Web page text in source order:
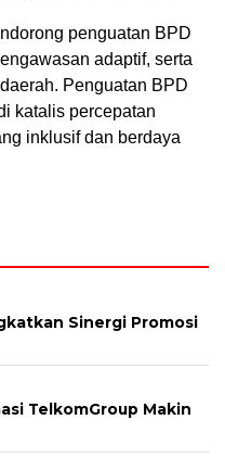
penguatan BPD
adaptif, serta
Penguatan BPD
katalis percepatan
inklusif dan berdaya
Sinergi Promosi
TelkomGroup Makin